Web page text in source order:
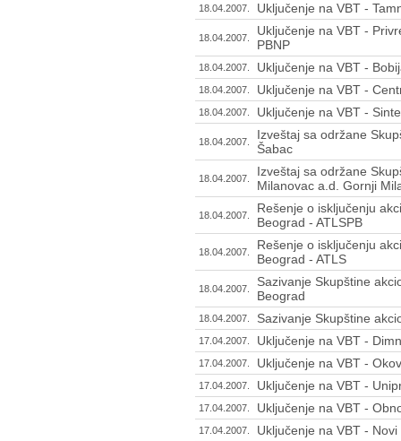
18.04.2007. Uključenje na VBT -
18.04.2007.
Uključenje na VBT -
PBNP
18.04.2007. Uključenje na VBT -
18.04.2007. Uključenje na VBT -
18.04.2007. Uključenje na VBT -
18.04.2007.
Izveštaj sa održane
Šabac
18.04.2007.
Izveštaj sa održane
Milanovac a.d. Gornji
18.04.2007.
Rešenje o isključenju
Beograd - ATLSPB
18.04.2007.
Rešenje o isključenju
Beograd - ATLS
18.04.2007.
Sazivanje Skupštine
Beograd
18.04.2007. Sazivanje Skupštine
17.04.2007. Uključenje na VBT -
17.04.2007. Uključenje na VBT -
17.04.2007. Uključenje na VBT -
17.04.2007. Uključenje na VBT -
17.04.2007. Uključenje na VBT -